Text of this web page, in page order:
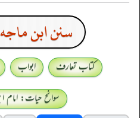
سنن ابن
کتاب تعارف ابواب
سوانح حیات: امام